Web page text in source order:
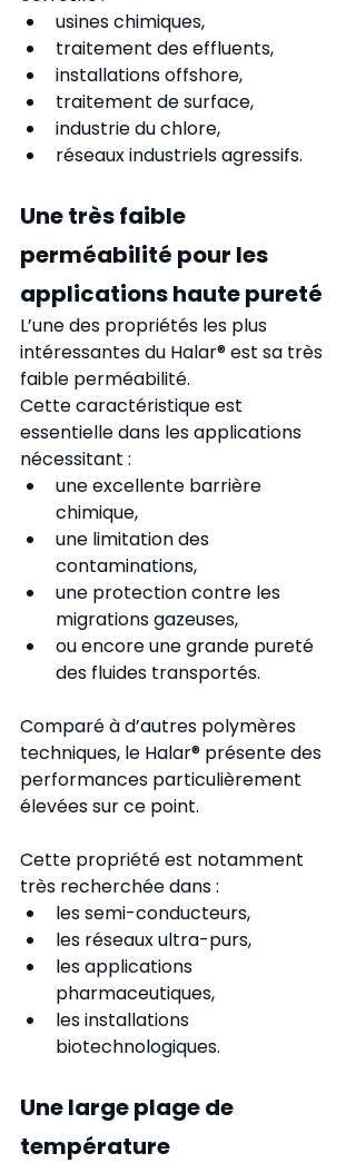
usines chimiques,
traitement des effluents,
installations offshore,
traitement de surface,
industrie du chlore,
réseaux industriels agressifs.
Une très faible
perméabilité pour les
applications haute pureté
L’une des propriétés les plus
intéressantes du Halar® est sa très
faible perméabilité.
Cette caractéristique est
essentielle dans les applications
nécessitant :
une excellente barrière
chimique,
une limitation des
contaminations,
une protection contre les
migrations gazeuses,
ou encore une grande pureté
des fluides transportés.
Comparé à d’autres polymères
techniques, le Halar® présente des
performances particulièrement
élevées sur ce point.
Cette propriété est notamment
très recherchée dans :
les semi-conducteurs,
les réseaux ultra-purs,
les applications
pharmaceutiques,
les installations
biotechnologiques.
Une large plage de
température